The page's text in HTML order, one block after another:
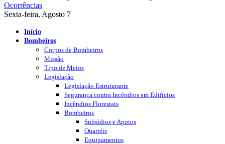
Ocorrências
Sexta-feira, Agosto 7
Início
Bombeiros
Corpos de Bombeiros
Missão
Tipo de Meios
Legislação
Legislação Estruturante
Segurança contra Incêndios em Edificios
Incêndios Florestais
Bombeiros
Subsídios e Apoios
Quartéis
Equipamentos